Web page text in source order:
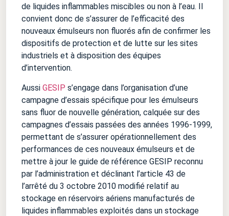
de liquides inflammables miscibles ou non à l’eau. Il
convient donc de s’assurer de l’efficacité des
nouveaux émulseurs non fluorés afin de confirmer les
dispositifs de protection et de lutte sur les sites
industriels et à disposition des équipes
d’intervention.
Aussi GESIP s’engage dans l’organisation d’une
campagne d’essais spécifique pour les émulseurs
sans fluor de nouvelle génération, calquée sur des
campagnes d’essais passées des années 1996-1999,
permettant de s’assurer opérationnellement des
performances de ces nouveaux émulseurs et de
mettre à jour le guide de référence GESIP reconnu
par l’administration et déclinant l’article 43 de
l’arrêté du 3 octobre 2010 modifié relatif au
stockage en réservoirs aériens manufacturés de
liquides inflammables exploités dans un stockage